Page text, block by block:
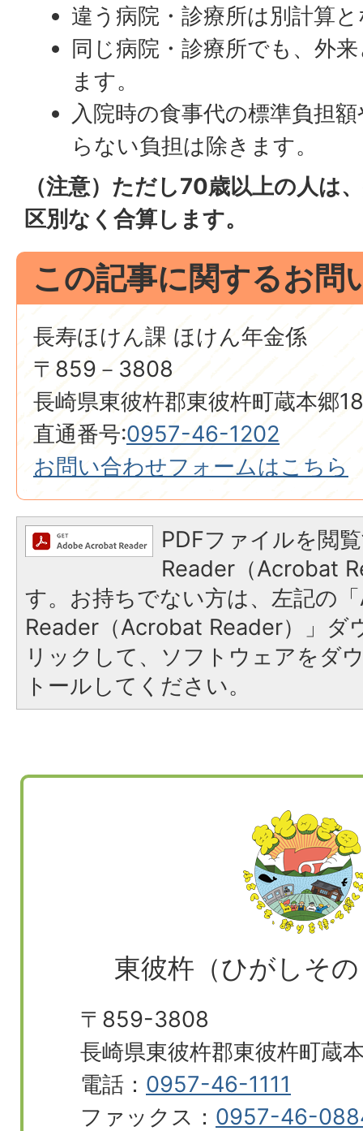
違う病院・診療所は別計算
同じ病院・診療所でも、外
ます。
入院時の食事代の標準負担
らない負担は除きます。
（注意）ただし70歳以上の人は
区別なく合算します。
この記事に関するお問
長寿ほけん課 ほけん年金係
〒859－3808
長崎県東彼杵郡東彼杵町蔵本郷
直通番号:0957-46-1202
お問い合わせフォームはこちら
PDFファイルを閲
Reader（Acrobat
す。お持ちでない方は、左記の
Reader（Acrobat Reader）」ダ
リックして、ソフトウェアをダ
トールしてください。
東彼杵（ひがしそ
〒859-3808
長崎県東彼杵郡東彼杵町蔵
電話： 0957-46-1111
ファックス： 0957-46-